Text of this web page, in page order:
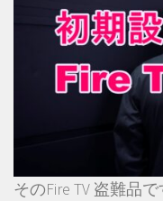
そのFire TV 盗難品